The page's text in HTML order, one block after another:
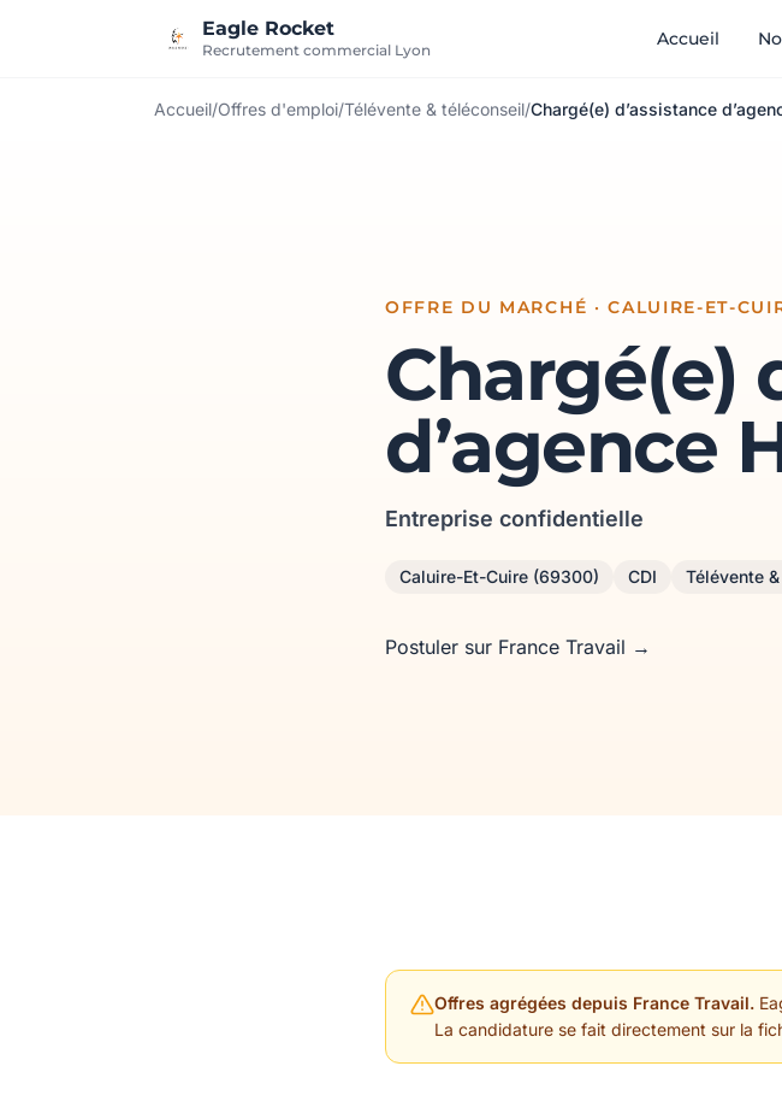
Eagle Rocket
Recrutement commercial Lyon
Accueil
Accueil/Offres d'emploi/Télévente & téléconseil/Chargé(e) d’assistance
OFFRE DU MARCHÉ · CALUIRE-ET-
Chargé(e)
d’agence
Entreprise confidentielle
Caluire-Et-Cuire (69300) CDI Télévente
Postuler sur France Travail →
Offres agrégées depuis France Travail.
La candidature se fait directement sur la